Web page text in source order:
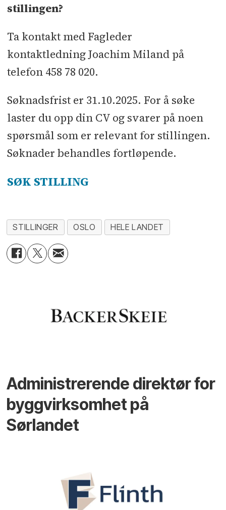
stillingen?
Ta kontakt med Fagleder
kontaktledning Joachim Miland på
telefon 458 78 020.
Søknadsfrist er 31.10.2025. For å søke
laster du opp din CV og svarer på noen
spørsmål som er relevant for stillingen.
Søknader behandles fortløpende.
SØK STILLING
STILLINGER OSLO HELE LANDET
Administrerende direktør for
byggvirksomhet på
Sørlandet